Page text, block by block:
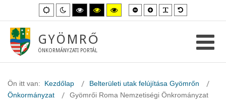
Alapértelmezett
mód
Éjszakai
mód
Magas
kontraszt
fekete-
mód.
Magas
kontraszt
fekete-
Magas
kontraszt
sárga-
Kisebb
betűméret
Nagyobb
betűméret
GYÖMRŐ
ÖNKORMÁNYZATI PORTÁL
Ön itt van: Kezdőlap
Belterületi utak felújítása Gyömrőn
Önkormányzat
Gyömrői Roma Nemzetiségi Önkrományzat